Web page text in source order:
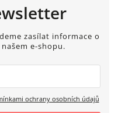
zasílat informace o
e-shopu.
ochrany osobních údajů